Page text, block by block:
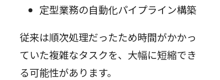
定型業務の自動化パイプライン構築
従来は順次処理だったため時間がかかっ
ていた複雑なタスクを、大幅に短縮でき
る可能性があります。